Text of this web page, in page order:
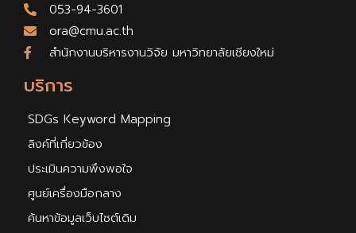
บริการ
SDGs Keyword Mapping
ลิงค์ที่เกี่ยวข้อง
ประเมินความพึงพอใจ
ศูนย์เครื่องมือกลาง
ค้นหาข้อมูลเว็บไซต์เดิม
053-94-3601
ora@cmu.ac.th
สำนักงานบริหารงานวิจัย มหาวิทยาลัยเชียงใหม่